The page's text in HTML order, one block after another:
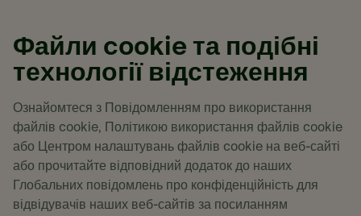
Файли cookie та подібні
технології відстеження
Ознайомтеся з Повідомленням про використання
файлів cookie, Політикою використання файлів cookie
або Центром налаштувань файлів cookie на веб-сайті
або прочитайте відповідний додаток до наших
Глобальних повідомлень про конфіденційність для
відвідувачів наших веб-сайтів за посиланням